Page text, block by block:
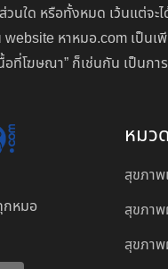
นใด หรือทั้งหมด เว้นแต่จ
หาหมอ.com เป็น
อที่โฆษณา” ก็เช่นกัน เป็นก
กหมอ
หมว
สุขภาพ
สุขภา
สุขภา